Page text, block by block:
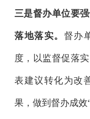
三是督办单位要
落地落实。 督办
度， 以监督促落
表建议转化为改
果，做到督办成效